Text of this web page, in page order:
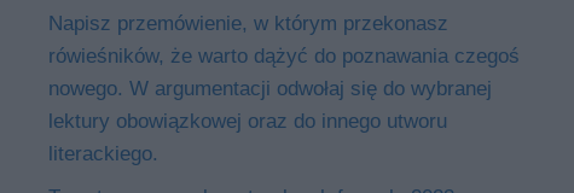
Napisz przemówienie, w którym przekonasz
rówieśników, że warto dążyć do poznawania czegoś
nowego. W argumentacji odwołaj się do wybranej
lektury obowiązkowej oraz do innego utworu
literackiego.